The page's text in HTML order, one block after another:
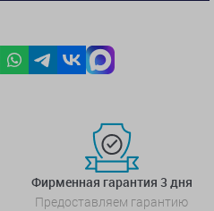
Фирменная гарантия 3 дня
Предоставляем гарантию